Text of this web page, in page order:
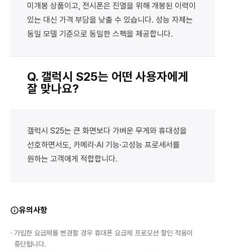
미개봉 상품이고, 전시폰은 진열을 위해 개봉된 이력이
있는 대신 가격 부담을 낮출 수 있습니다. 성능 자체는
동일 모델 기준으로 동일한 스펙을 제공합니다.
Q. 갤럭시 S25는 어떤 사용자에게
잘 맞나요?
갤럭시 S25는 큰 화면보다 가벼운 무게와 휴대성을
선호하면서도, 카메라·AI 기능·고성능 프로세서를
원하는 고객에게 적합합니다.
유의사항
· 가입한 요금제를 변경할 경우 휴대폰 요금제 프로모션 할인 적용이
중단됩니다.